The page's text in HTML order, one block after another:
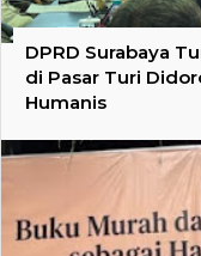
DPRD Surabaya
di Pasar Turi
Humanis